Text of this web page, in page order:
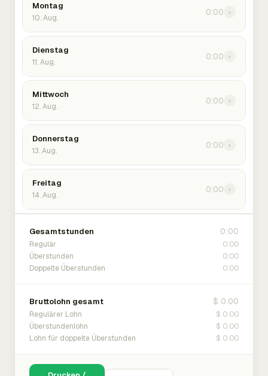
Montag
10. Aug.
0:00 ›
Dienstag
11. Aug.
0:00 ›
Mittwoch
12. Aug.
0:00 ›
Donnerstag
13. Aug.
0:00 ›
Freitag
14. Aug.
0:00 ›
Gesamtstunden 0:00
Regulär 0:00
Überstunden 0:00
Doppelte Überstunden 0:00
Bruttolohn gesamt $ 0.00
Regulärer Lohn $ 0.00
Überstundenlohn $ 0.00
Lohn für doppelte Überstunden $ 0.00